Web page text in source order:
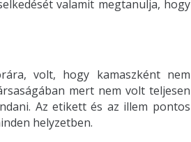
valamit megtanulja, hogy
volt, hogy kamaszként nem
mert nem volt teljesen
Az etikett és az illem pontos
helyzetben.